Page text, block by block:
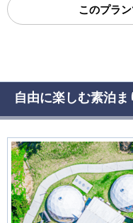
このプラ
自由に楽しむ素泊